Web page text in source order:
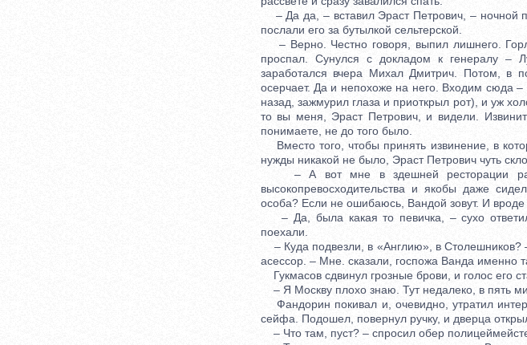
– Да да, – вставил Эраст Петрович, – ночной
послали его за бутылкой сельтерской.
– Верно. Честно говоря, выпил лишнего.
проспал. Сунулся с докладом к генералу –
заработался вчера Михал Дмитрич. Потом, в
осерчает. Да и непохоже на него. Входим сюда –
назад, зажмурил глаза и приоткрыл рот), и уж
то вы меня, Эраст Петрович, и видели.
понимаете, не до того было.
Вместо того, чтобы принять извинение, в
нужды никакой не было, Эраст Петрович чуть
– А вот мне в здешней ресторации
высокопревосходительства и якобы даже
особа? Если не ошибаюсь, Вандой зовут. И
– Да, была какая то певичка, – сухо
поехали.
– Куда подвезли, в «Англию», в Столешников?
асессор. – Мне. сказали, госпожа Ванда именно
Гукмасов сдвинул грозные брови, и голос его
– Я Москву плохо знаю. Тут недалеко, в пять
Фандорин покивал и, очевидно, утратил
сейфа. Подошел, повернул ручку, и дверца
– Что там, пуст? – спросил обер